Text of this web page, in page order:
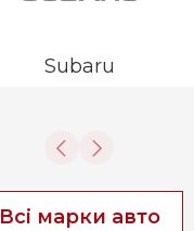
Subaru
Всі марки авто